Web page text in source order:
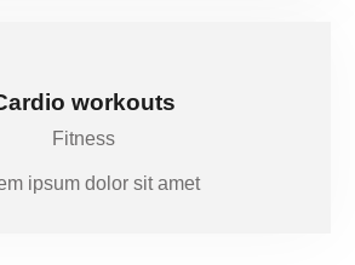
workouts
Fitness
ipsum dolor sit amet